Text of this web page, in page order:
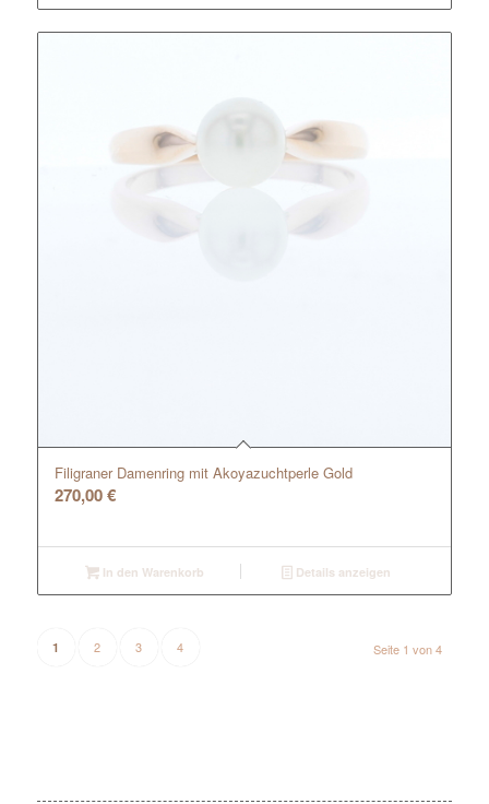
Filigraner Damenring mit Akoyazuchtperle Gold
270,00€
In den Warenkorb Details anzeigen
Seite 1 von 4
1 2 3 4